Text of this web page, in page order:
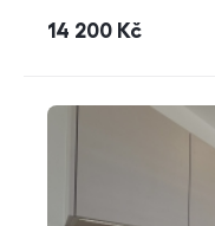
cena
14 200 Kč